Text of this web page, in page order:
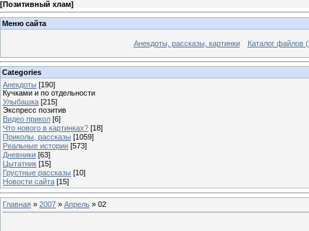
[Позитивный хлам]
Меню сайта
Анекдоты, рассказы, картинки Каталог файлов
Categories
Анекдоты [190]
Кучками и по отдельности
Улыбашка [215]
Экспресс позитив
Видео прикол [6]
Что нового в картинках? [18]
Приколы, рассказы [1059]
Реальные истории [573]
Дневники [63]
Цытатник [15]
Грустные рассказы [10]
Новости сайта [15]
Главная » 2007 » Апрель » 02